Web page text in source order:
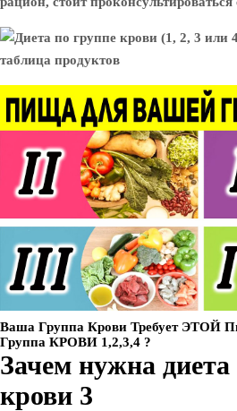
Ваша Группа Крови Требует ЭТОЙ
Группа КРОВИ 1,2,3,4 ?
Зачем нужна диета
крови 3